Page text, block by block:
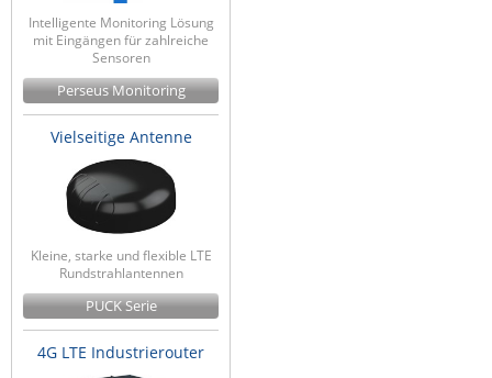
Intelligente Monitoring Lösung
mit Eingängen für zahlreiche
Sensoren
Perseus Monitoring
Vielseitige Antenne
Kleine, starke und flexible LTE
Rundstrahlantennen
PUCK Serie
4G LTE Industrierouter